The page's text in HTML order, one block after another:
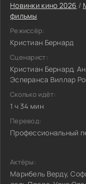
Новинки кино 2026 /
фильмы
Режиссёр:
Кристиан Бернард
Сценарист:
Кристиан Бернард,
Эсперанса Виллар
Сколько идёт:
1 ч 34 мин
Перевод:
Профессиональный
Актёры:
Марибель Верду,